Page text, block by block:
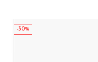
-30%